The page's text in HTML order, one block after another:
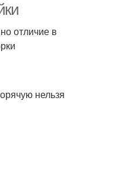
отличие в
нельзя